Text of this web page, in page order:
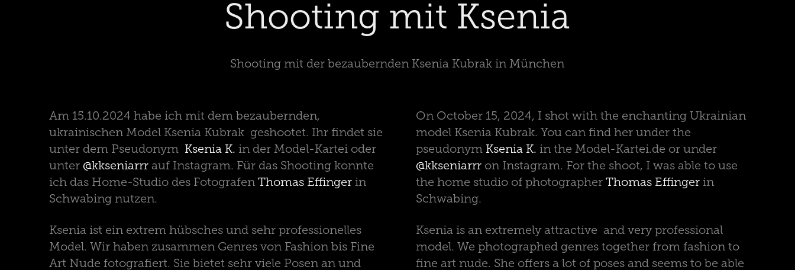
Shooting mit Ksenia
Shooting mit der bezaubernden Ksenia Kubrak in München
Am 15.10.2024 habe ich mit dem bezaubernden,
ukrainischen Model Ksenia Kubrak geshootet. Ihr findet sie
unter dem Pseudonym Ksenia K. in der Model-Kartei oder
unter @kkseniarrrauf Instagram. Für das Shooting konnte
ich das Home-Studio des Fotografen Thomas Effingerin
Schwabing nutzen.
Ksenia ist ein extrem hübsches und sehr professionelles
Model. Wir haben zusammen Genres von Fashion bis Fine
Art Nude fotografiert. Sie bietet sehr viele Posen an und
On October 15, 2024, I shot with the enchanting Ukrainian
model Ksenia Kubrak. You can find her under the
pseudonym Ksenia K. in the Model-Kartei.de or under
@kkseniarrron Instagram. For the shoot, I was able to use
the home studio of photographer Thomas Effingerin
Schwabing.
Ksenia is an extremely attractive and very professional
model. We photographed genres together from fashion to
fine art nude. She offers a lot of poses and seems to be able